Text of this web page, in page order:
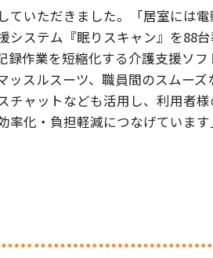
ていただきました。「居室には電
システム『眠りスキャン』を88
録作業を短縮化する介護支援ソフ
ッスルスーツ、職員間のスムーズ
チャットなども活用し、利用者様
率化・負担軽減につなげています